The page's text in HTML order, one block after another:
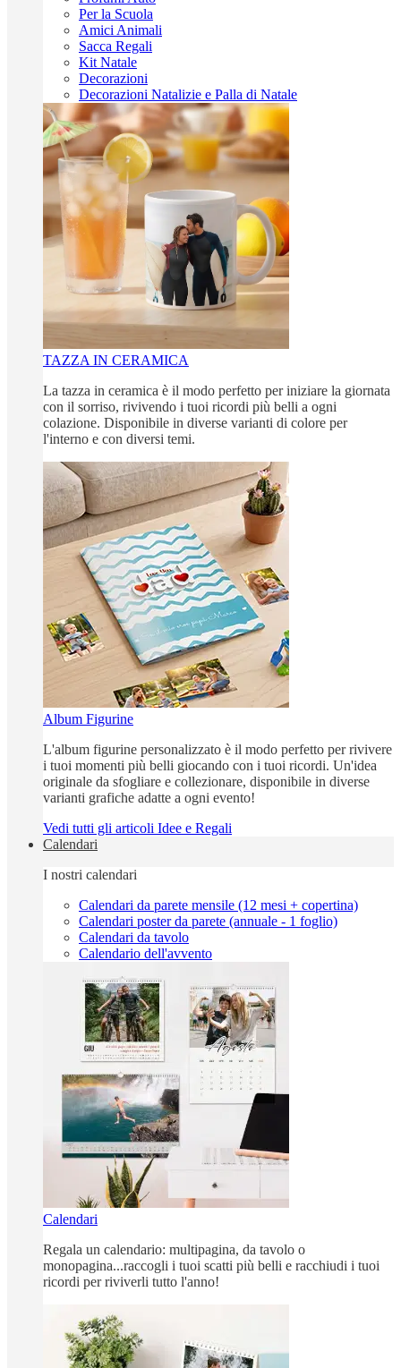
Per la Scuola
Amici Animali
Sacca Regali
Kit Natale
Decorazioni
Decorazioni Natalizie e Palla di Natale
TAZZA IN CERAMICA
La tazza in ceramica è il modo perfetto per iniziare la giornata
con il sorriso, rivivendo i tuoi ricordi più belli a ogni
colazione. Disponibile in diverse varianti di colore per
l'interno e con diversi temi.
Album Figurine
L'album figurine personalizzato è il modo perfetto per rivivere
i tuoi momenti più belli giocando con i tuoi ricordi. Un'idea
originale da sfogliare e collezionare, disponibile in diverse
varianti grafiche adatte a ogni evento!
Vedi tutti gli articoli Idee e Regali
Calendari
I nostri calendari
Calendari da parete mensile (12 mesi + copertina)
Calendari poster da parete (annuale - 1 foglio)
Calendari da tavolo
Calendario dell'avvento
Calendari
Regala un calendario: multipagina, da tavolo o
monopagina...raccogli i tuoi scatti più belli e racchiudi i tuoi
ricordi per riviverli tutto l'anno!